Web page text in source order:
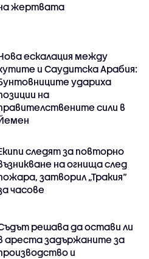
жертвата
ескалация между
и Саудитска Арабия:
удариха
на
сили в
следят за повторно
на огнища след
затворил „Тракия“
часове
решава да остави ли
ареста задържаните за
и